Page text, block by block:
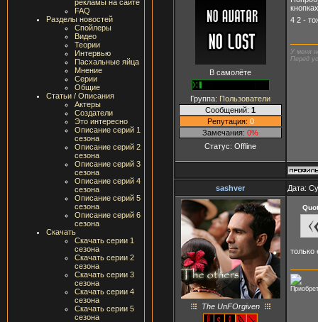
рекламы на сайте
FAQ
Разделы новостей
Спойлеры
Видео
Теории
Интервью
Пасхальные яйца
Мнение
Серии
Общие
Статьи / Описания
Актеры
Создатели
Это интересно
Описание серий 1
сезона
Описание серий 2
сезона
Описание серий 3
сезона
Описание серий 4
сезона
Описание серий 5
сезона
Описание серий 6
сезона
Скачать
Скачать серии 1
сезона
Скачать серии 2
сезона
Скачать серии 3
сезона
Скачать серии 4
сезона
Скачать серии 5
сезона
В самолёте
Группа: Пользователи
Сообщений: 1
Репутация: 0
Замечания: 0%
Статус: Offline
4 2 -
У меня
Перед
sashver Дата:
The UnFOrgiven
только